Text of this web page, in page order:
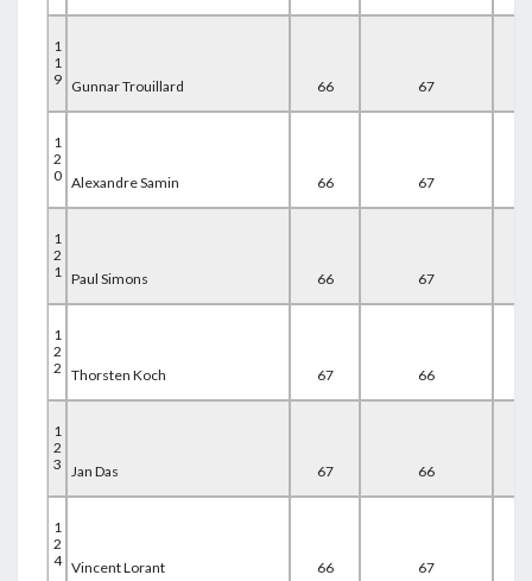
1
1
9
Gunnar Trouillard 66 67
1
2
0 Alexandre Samin 66 67
1
2
1 Paul Simons 66 67
1
2
2
Thorsten Koch 67 66
1
2
3
Jan Das 67 66
1
2
4 Vincent Lorant 66 67